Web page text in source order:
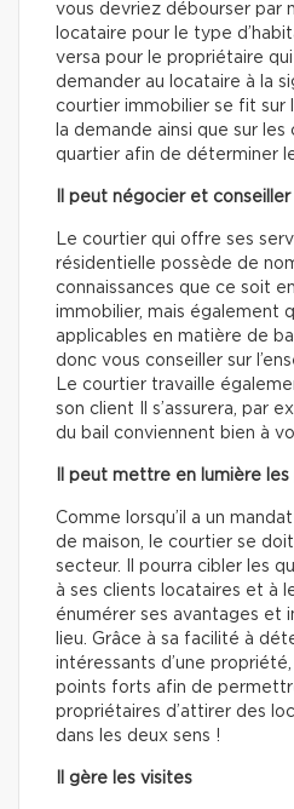
vous devriez débourser par
locataire pour le type
versa pour le propriétaire
demander au locataire à la
courtier immobilier se fit sur
la demande ainsi que sur
quartier afin de déterminer
Il peut négocier et conseiller
Le courtier qui offre ses
résidentielle possède de
connaissances que ce soit
immobilier, mais également
applicables en matière de
donc vous conseiller sur
Le courtier travaille
son client Il s’assurera, par
du bail conviennent bien à
Il peut mettre en lumière
Comme lorsqu’il a un
de maison, le courtier se
secteur. Il pourra cibler les
à ses clients locataires et à
énumérer ses avantages et
lieu. Grâce à sa facilité à
intéressants d’une
points forts afin de
propriétaires d’attirer des
dans les deux sens !
Il gère les visites